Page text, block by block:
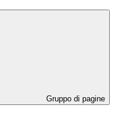
Gruppo di pagine